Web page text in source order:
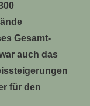
Gesamt-
auch das
für den